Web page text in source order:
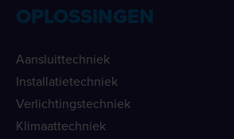
OPLOSSINGEN
Aansluittechniek
Installatietechniek
Verlichtingstechniek
Klimaattechniek